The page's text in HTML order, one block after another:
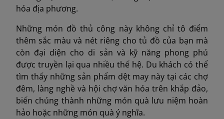
hóa địa phương.
Những món đồ thủ công này không chỉ tô điểm
thêm sắc màu và nét riêng cho tủ đồ của bạn mà
còn đại diện cho di sản và kỹ năng phong phú
được truyền lại qua nhiều thế hệ. Du khách có thể
tìm thấy những sản phẩm dệt may này tại các chợ
đêm, làng nghề và hội chợ văn hóa trên khắp đảo,
biến chúng thành những món quà lưu niệm hoàn
hảo hoặc những món quà ý nghĩa.